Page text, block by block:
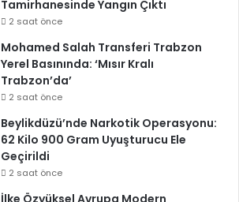
Tamirhanesinde Yangın Çıktı
2 saat önce
Mohamed Salah Transferi Trabzon
Yerel Basınında: ‘Mısır Kralı
Trabzon’da’
2 saat önce
Beylikdüzü’nde Narkotik Operasyonu:
62 Kilo 900 Gram Uyuşturucu Ele
Geçirildi
2 saat önce
İlke Özyüksel Avrupa Modern